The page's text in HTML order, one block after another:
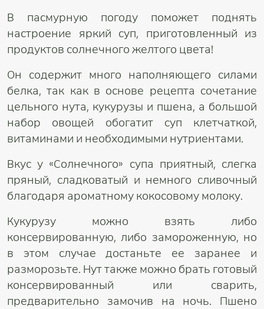
В пасмурную погоду поможет поднять
настроение яркий суп, приготовленный из
продуктов солнечного желтого цвета!
Он содержит много наполняющего силами
белка, так как в основе рецепта сочетание
цельного нута, кукурузы и пшена, а большой
набор овощей обогатит суп клетчаткой,
витаминами и необходимыми нутриентами.
Вкус у «Солнечного» супа приятный, слегка
пряный, сладковатый и немного сливочный
благодаря ароматному кокосовому молоку.
Кукурузу можно взять либо
консервированную, либо замороженную, но
в этом случае достаньте ее заранее и
разморозьте. Нут также можно брать готовый
консервированный или сварить,
предварительно замочив на ночь. Пшено